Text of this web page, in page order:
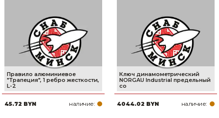
Правило алюминиевое
"Трапеция", 1 ребро жесткости,
L-2
45.72 BYN наличие:
Ключ динамометрический
NORGAU Industrial предельный
со
4044.02 BYN наличие: